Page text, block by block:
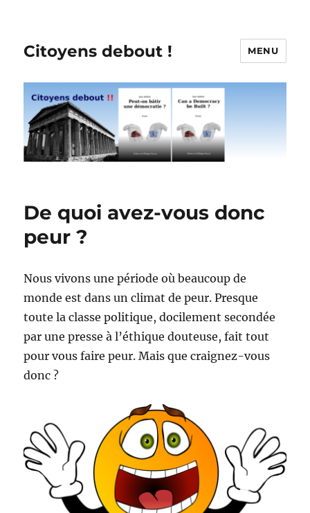
Citoyens debout ! MENU
De quoi avez-vous donc
peur ?
Nous vivons une période où beaucoup de
monde est dans un climat de peur. Presque
toute la classe politique, docilement secondée
par une presse à l’éthique douteuse, fait tout
pour vous faire peur. Mais que craignez-vous
donc ?